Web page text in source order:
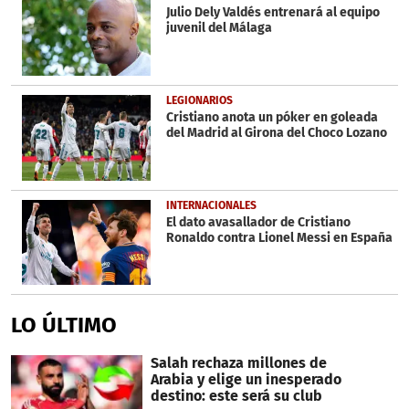
Julio Dely Valdés entrenará al equipo
juvenil del Málaga
LEGIONARIOS
Cristiano anota un póker en goleada
del Madrid al Girona del Choco Lozano
INTERNACIONALES
El dato avasallador de Cristiano
Ronaldo contra Lionel Messi en España
LO ÚLTIMO
Salah rechaza millones de
Arabia y elige un inesperado
destino: este será su club